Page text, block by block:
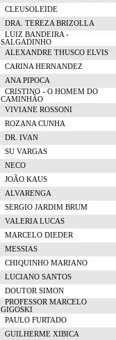
CLEUSOLEIDE
DRA. TEREZA BRIZOLLA
LUIZ BANDEIRA -
SALGADINHO
ALEXANDRE THUSCO ELVIS
CARINA HERNANDEZ
ANA PIPOCA
CRISTINO - O HOMEM DO
CAMINHÃO
VIVIANE ROSSONI
ROZANA CUNHA
DR. IVAN
SU VARGAS
NECO
JOÃO KAUS
ALVARENGA
SERGIO JARDIM BRUM
VALERIA LUCAS
MARCELO DIEDER
MESSIAS
CHIQUINHO MARIANO
LUCIANO SANTOS
DOUTOR SIMON
PROFESSOR MARCELO
GIGOSKI
PAULO FURTADO
GUILHERME XIBICA